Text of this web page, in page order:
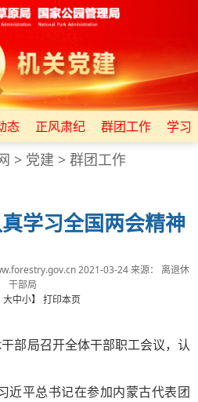
态 正风肃纪 群团工作 学习
> 党建 > 群团工作
学习全国两会精神
2021-03-24来源： 离退休
干部局
大中小】 打印本页
局召开全体干部职工会议，认
平总书记在参加内蒙古代表团